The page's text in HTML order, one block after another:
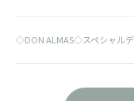
◇DON ALMAS◇スペシャル